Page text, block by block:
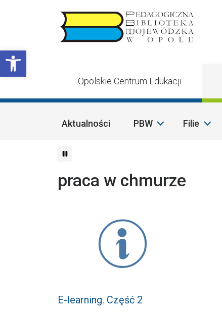
Otwórz pasek narzędzi
Opolskie Centrum Edukacji
Aktualności PBW Filie
praca w chmurze
E-learning. Część 2